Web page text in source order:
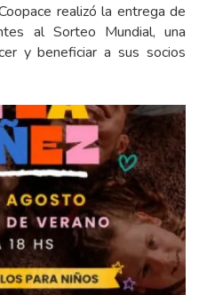
realizó la entrega de
al Sorteo Mundial, una
y beneficiar a sus socios